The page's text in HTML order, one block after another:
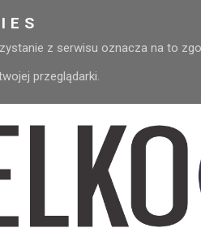
z serwisu oznacza na to
przeglądarki.